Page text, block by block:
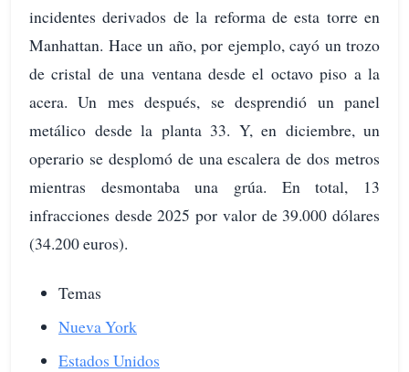
incidentes derivados de la reforma de esta torre en
Manhattan. Hace un año, por ejemplo, cayó un trozo
de cristal de una ventana desde el octavo piso a la
acera. Un mes después, se desprendió un panel
metálico desde la planta 33. Y, en diciembre, un
operario se desplomó de una escalera de dos metros
mientras desmontaba una grúa. En total, 13
infracciones desde 2025 por valor de 39.000 dólares
(34.200 euros).
Temas
Nueva York
Estados Unidos